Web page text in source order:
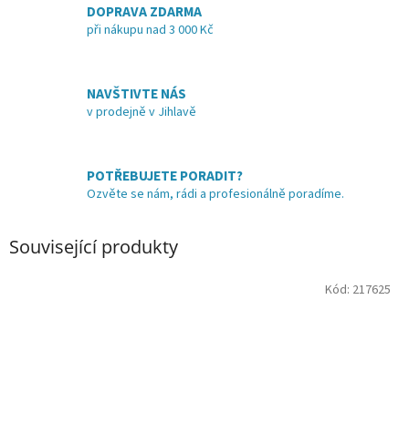
DOPRAVA ZDARMA
při nákupu nad 3 000 Kč
NAVŠTIVTE NÁS
v prodejně v Jihlavě
POTŘEBUJETE PORADIT?
Ozvěte se nám, rádi a profesionálně poradíme.
Související produkty
Kód: 217625